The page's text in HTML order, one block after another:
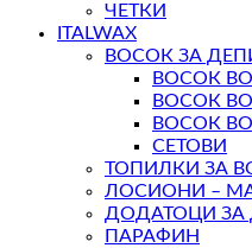
ЧЕТКИ
ITALWAX
ВОСОК ЗА
ВОСОК
ВОСОК
ВОСОК
СЕТОВИ
ТОПИЛКИ ЗА
ЛОСИОНИ –
ДОДАТОЦИ ЗА
ПАРАФИН